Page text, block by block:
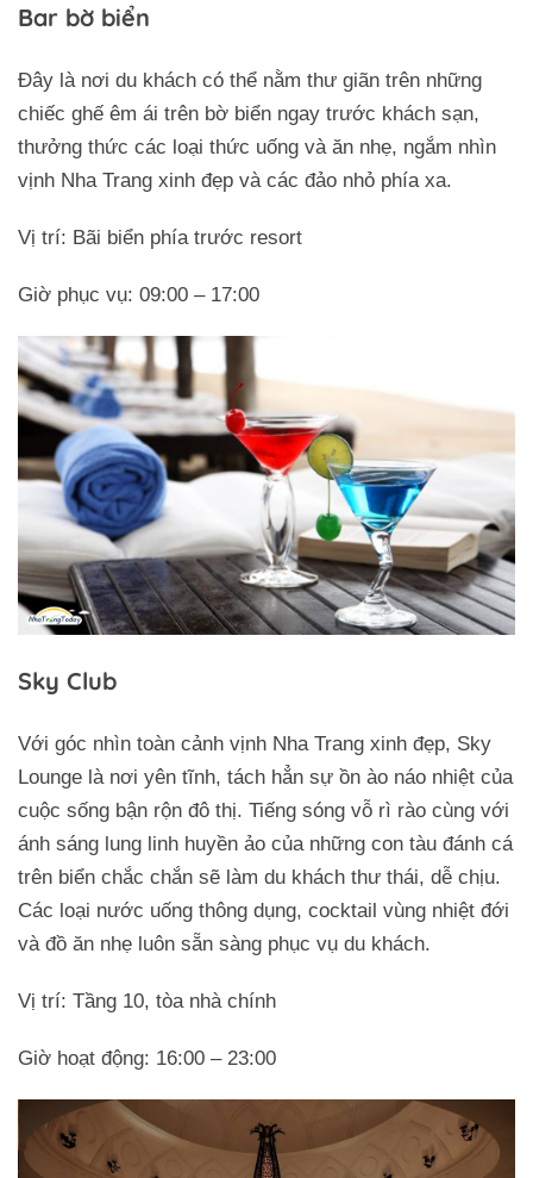
Bar bờ biển
Đây là nơi du khách có thể nằm thư giãn trên những
chiếc ghế êm ái trên bờ biển ngay trước khách sạn,
thưởng thức các loại thức uống và ăn nhẹ, ngắm nhìn
vịnh Nha Trang xinh đẹp và các đảo nhỏ phía xa.
Vị trí: Bãi biển phía trước resort
Giờ phục vụ: 09:00 – 17:00
Sky Club
Với góc nhìn toàn cảnh vịnh Nha Trang xinh đẹp, Sky
Lounge là nơi yên tĩnh, tách hẳn sự ồn ào náo nhiệt của
cuộc sống bận rộn đô thị. Tiếng sóng vỗ rì rào cùng với
ánh sáng lung linh huyền ảo của những con tàu đánh cá
trên biển chắc chắn sẽ làm du khách thư thái, dễ chịu.
Các loại nước uống thông dụng, cocktail vùng nhiệt đới
và đồ ăn nhẹ luôn sẵn sàng phục vụ du khách.
Vị trí: Tầng 10, tòa nhà chính
Giờ hoạt động: 16:00 – 23:00